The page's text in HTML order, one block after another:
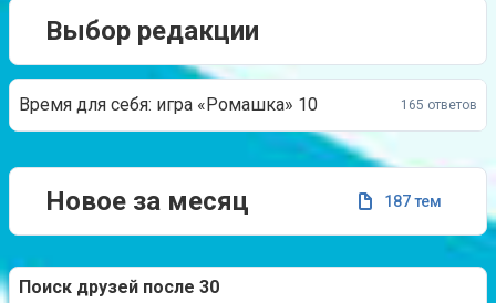
Выбор редакции
Время для себя: игра «Ромашка» 10 165 ответов
Новое за месяц 187 тем
Поиск друзей после 30